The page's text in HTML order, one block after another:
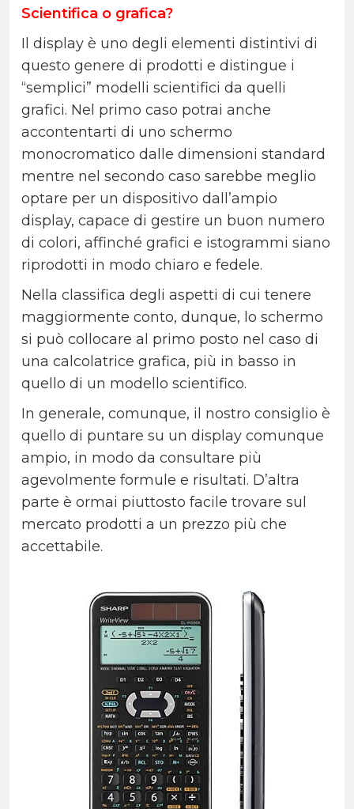
Scientifica o grafica?
Il display è uno degli elementi distintivi di
questo genere di prodotti e distingue i
“semplici” modelli scientifici da quelli
grafici. Nel primo caso potrai anche
accontentarti di uno schermo
monocromatico dalle dimensioni standard
mentre nel secondo caso sarebbe meglio
optare per un dispositivo dall’ampio
display, capace di gestire un buon numero
di colori, affinché grafici e istogrammi siano
riprodotti in modo chiaro e fedele.
Nella classifica degli aspetti di cui tenere
maggiormente conto, dunque, lo schermo
si può collocare al primo posto nel caso di
una calcolatrice grafica, più in basso in
quello di un modello scientifico.
In generale, comunque, il nostro consiglio è
quello di puntare su un display comunque
ampio, in modo da consultare più
agevolmente formule e risultati. D’altra
parte è ormai piuttosto facile trovare sul
mercato prodotti a un prezzo più che
accettabile.